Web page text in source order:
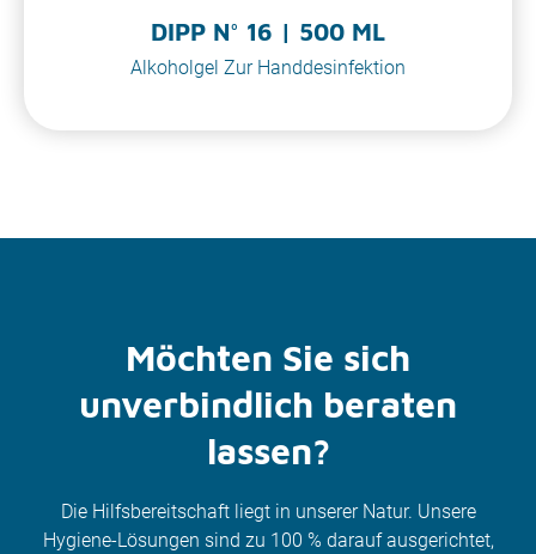
DIPP N° 16 | 500 ML
Alkoholgel Zur Handdesinfektion
Möchten Sie sich
unverbindlich beraten
lassen?
Die Hilfsbereitschaft liegt in unserer Natur. Unsere
Hygiene-Lösungen sind zu 100 % darauf ausgerichtet,